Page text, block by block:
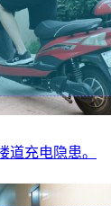
充电隐患。